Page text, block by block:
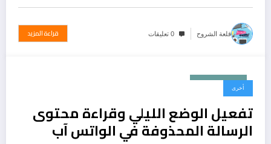
قلعة الشروح 0 تعليقات قراءة المزيد
أخرى
تفعيل الوضع الليلي وقراءة محتوى
الرسالة المحذوفة في الواتس آب